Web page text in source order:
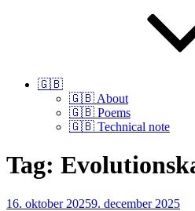
🇬🇧
🇬🇧 About
🇬🇧 Poems
🇬🇧 Technical note
Tag:
Udgivet
16. oktober 20259. december 2025